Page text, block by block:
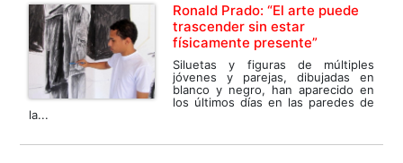
Ronald Prado: “El arte puede
trascender sin estar
físicamente presente”
Siluetas y figuras de múltiples
jóvenes y parejas, dibujadas en
blanco y negro, han aparecido en
los últimos días en las paredes de
la...